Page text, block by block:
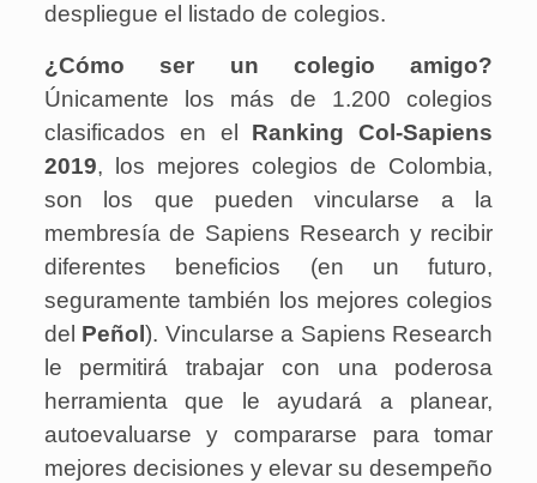
despliegue el listado de colegios.
¿Cómo ser un colegio amigo?
Únicamente los más de 1.200 colegios
clasificados en el Ranking Col-Sapiens
2019, los mejores colegios de Colombia,
son los que pueden vincularse a la
membresía de Sapiens Research y recibir
diferentes beneficios (en un futuro,
seguramente también los mejores colegios
del Peñol). Vincularse a Sapiens Research
le permitirá trabajar con una poderosa
herramienta que le ayudará a planear,
autoevaluarse y compararse para tomar
mejores decisiones y elevar su desempeño